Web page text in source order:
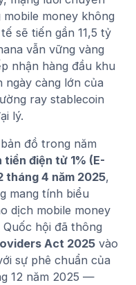
money không
sẽ tiến gần 11,5 tỷ
vẫn vững vàng
nhận hàng đầu khu
ngày càng lớn của
ray stablecoin
lý.
đồ trong năm
điện tử 1% (E-
tháng 4 năm 2025,
mang tính biểu
dịch mobile money
hội đã thông
Act 2025 vào
sự phê chuẩn của
12 năm 2025 —